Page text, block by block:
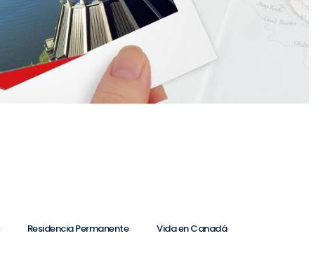
Residencia Permanente Vida en Canadá